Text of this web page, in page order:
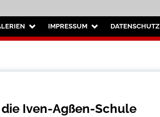
Umgebung
IMPRESSUM DATENSCHUTZ
Iven-Agßen-Schule